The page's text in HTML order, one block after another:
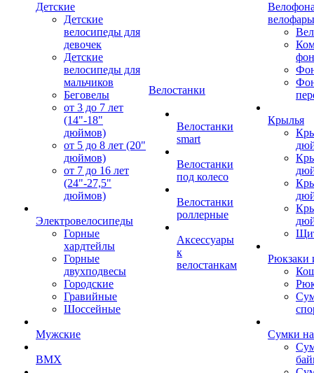
Детские
Детские
велосипеды для
девочек
Детские
велосипеды для
мальчиков
Беговелы
от 3 до 7 лет
(14"-18"
дюймов)
от 5 до 8 лет (20"
дюймов)
от 7 до 16 лет
(24"-27,5"
дюймов)
Электровелосипеды
Горные
хардтейлы
Горные
двухподвесы
Городские
Гравийные
Шоссейные
Мужские
BMX
Велостанки
Велостанки
smart
Велостанки
под колесо
Велостанки
роллерные
Аксессуары
к
велостанкам
велофары
Крылья
Рюкзаки
Сумки